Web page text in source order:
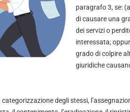
paragrafo 3, se:
di causare una
dei servizi o
interessata;
grado di colpire
giuridiche
degli stessi,